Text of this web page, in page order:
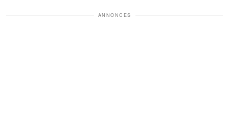
ANNONCES